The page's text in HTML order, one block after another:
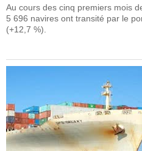
Au cours des cinq premiers mois
5 696 navires ont transité par le
(+12,7 %).